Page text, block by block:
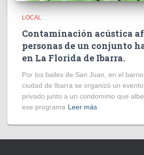
LOCAL
Contaminación acústica
personas de un conjunto
en La Florida de Ibarra.
Por los bailes de San Juan, en el
ciudad de Ibarra se organizó un
privado junto a un condominio que
ese programa Leer más